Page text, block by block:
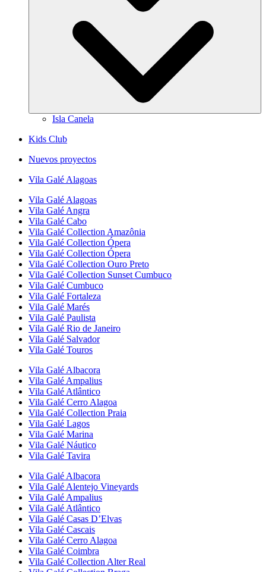
Isla Canela
Kids Club
Nuevos proyectos
Vila Galé Alagoas
Vila Galé Alagoas
Vila Galé Angra
Vila Galé Cabo
Vila Galé Collection Amazônia
Vila Galé Collection Ópera
Vila Galé Collection Ópera
Vila Galé Collection Ouro Preto
Vila Galé Collection Sunset Cumbuco
Vila Galé Cumbuco
Vila Galé Fortaleza
Vila Galé Marés
Vila Galé Paulista
Vila Galé Rio de Janeiro
Vila Galé Salvador
Vila Galé Touros
Vila Galé Albacora
Vila Galé Ampalius
Vila Galé Atlântico
Vila Galé Cerro Alagoa
Vila Galé Collection Praia
Vila Galé Lagos
Vila Galé Marina
Vila Galé Náutico
Vila Galé Tavira
Vila Galé Albacora
Vila Galé Alentejo Vineyards
Vila Galé Ampalius
Vila Galé Atlântico
Vila Galé Casas D’Elvas
Vila Galé Cascais
Vila Galé Cerro Alagoa
Vila Galé Coimbra
Vila Galé Collection Alter Real